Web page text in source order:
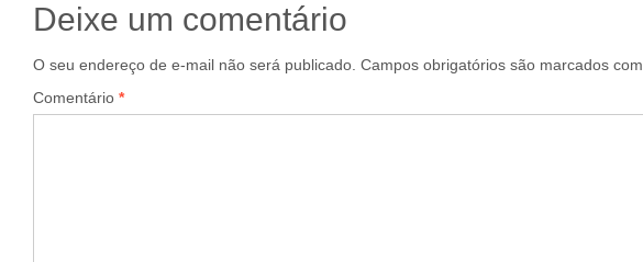
Deixe um comentário
O seu endereço de e-mail não será publicado. Campos obrigatórios são marcados com
Comentário *